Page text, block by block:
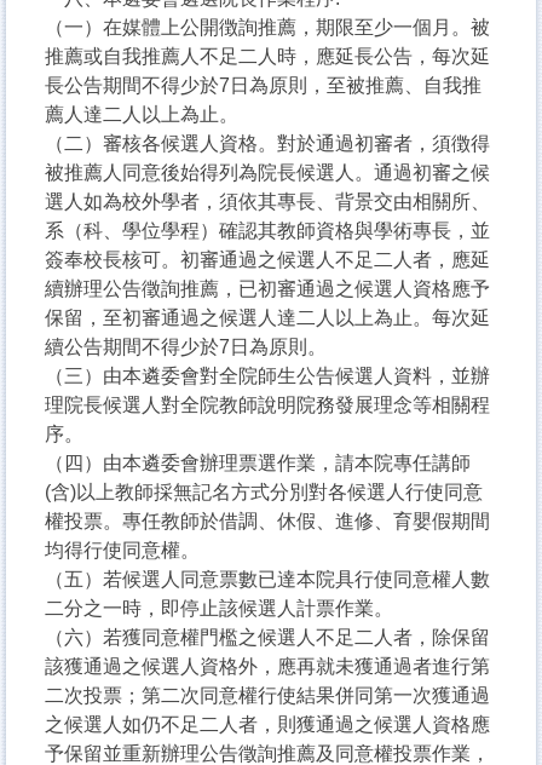
（一）在媒體上公開徴詢推薦，期限至少一個月。被
推薦或自我推薦人不足二人時，應延長公告，每次延
長公告期間不得少於7日為原則，至被推薦、自我推
薦人達二人以上為止。
（二）審核各候選人資格。對於通過初審者，須徴得
被推薦人同意後始得列為院長候選人。通過初審之候
選人如為校外學者，須依其專長、背景交由相關所、
系（科、學位學程）確認其教師資格與學術專長，並
簽奉校長核可。初審通過之候選人不足二人者，應延
續辦理公告徵詢推薦，已初審通過之候選人資格應予
保留，至初審通過之候選人達二人以上為止。每次延
續公告期間不得少於7日為原則。
（三）由本遴委會對全院師生公告候選人資料，並辦
理院長候選人對全院教師說明院務發展理念等相關程
序。
（四）由本遴委會辦理票選作業，請本院專任講師
(含)以上教師採無記名方式分別對各候選人行使同意
權投票。專任教師於借調、休假、進修、育嬰假期間
均得行使同意權。
（五）若候選人同意票數已達本院具行使同意權人數
二分之一時，即停止該候選人計票作業。
（六）若獲同意權門檻之候選人不足二人者，除保留
該獲通過之候選人資格外，應再就未獲通過者進行第
二次投票；第二次同意權行使結果併同第一次獲通過
之候選人如仍不足二人者，則獲通過之候選人資格應
予保留並重新辦理公告徵詢推薦及同意權投票作業，